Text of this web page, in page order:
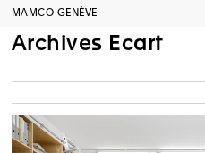
MAMCO GENÈVE
Archives Ecart